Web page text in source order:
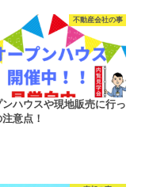
不動産会社の事
ンハウスや現地販売に行っ
意点！